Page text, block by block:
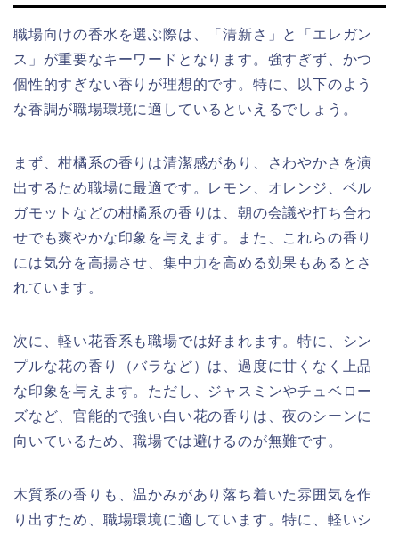
職場向けの香水を選ぶ際は、「清新さ」と「エレガン
ス」が重要なキーワードとなります。強すぎず、かつ
個性的すぎない香りが理想的です。特に、以下のよう
な香調が職場環境に適しているといえるでしょう。
まず、柑橘系の香りは清潔感があり、さわやかさを演
出するため職場に最適です。レモン、オレンジ、ベル
ガモットなどの柑橘系の香りは、朝の会議や打ち合わ
せでも爽やかな印象を与えます。また、これらの香り
には気分を高揚させ、集中力を高める効果もあるとさ
れています。
次に、軽い花香系も職場では好まれます。特に、シン
プルな花の香り（バラなど）は、過度に甘くなく上品
な印象を与えます。ただし、ジャスミンやチュベロー
ズなど、官能的で強い白い花の香りは、夜のシーンに
向いているため、職場では避けるのが無難です。
木質系の香りも、温かみがあり落ち着いた雰囲気を作
り出すため、職場環境に適しています。特に、軽いシ